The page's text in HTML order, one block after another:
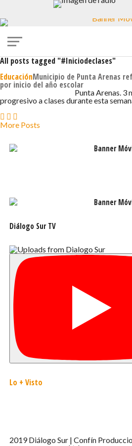
All posts tagged "#Iniciodeclases"
EducaciónMunicipio de Punta Arenas
por inicio del año escolar
3 DE MARZO DE 2026 - 9:01 Punta Arenas. 3
progresivo a clases durante esta
More Posts
Diálogo Sur TV
Lo + Visto
2019 Diálogo Sur | Confín